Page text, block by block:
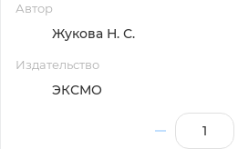
Автор
Жукова Н. С.
Издательство
ЭКСМО